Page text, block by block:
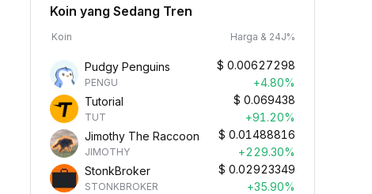
Koin yang Sedang Tren
Koin Harga & 24J%
Pudgy Penguins
PENGU
$ 0.00627298
+4.80%
Tutorial
TUT
$ 0.069438
+91.20%
Jimothy The Raccoon
JIMOTHY
$ 0.01488816
+229.30%
StonkBroker
STONKBROKER
$ 0.02923349
+35.90%